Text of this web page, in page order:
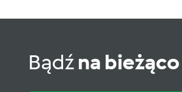
Bądźna bieżąco